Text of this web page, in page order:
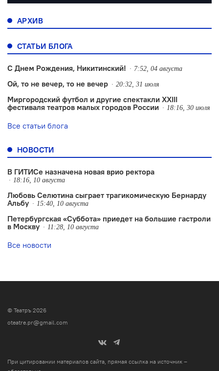
АРХИВ
СТАТЬИ БЛОГА
С Днем Рождения, Никитинский! 7:52, 04 августа
Ой, то не вечер, то не вечер 20:32, 31 июля
Миргородский футбол и другие спектакли XXIII
фестиваля театров малых городов России
18:16, 30 июля
Все статьи блога
НОВОСТИ
В ГИТИСе назначена новая врио ректора
18:16, 10 августа
Любовь Селютина сыграет трагикомическую Бернарду
Альбу
15:40, 10 августа
Петербургская «Суббота» приедет на большие гастроли
в Москву
11:28, 10 августа
Все новости
© Театръ 2026
oteatre.pr@gmail.com
При цитировании материалов сайта, прямая ссылка на источник –